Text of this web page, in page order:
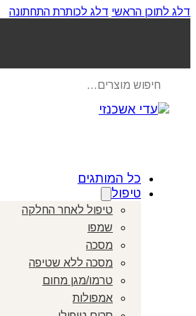
דלג לתוכן הראשי דלג לכותרת התחתונה
search
כל המותגים
טיפול
טיפול לאחר החלקה
שמפו
מסכה
מסכה ללא שטיפה
טרמו/מגן מחום
אמפולות